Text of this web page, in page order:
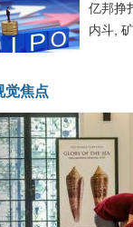
亿邦挣
内斗,
觉焦点